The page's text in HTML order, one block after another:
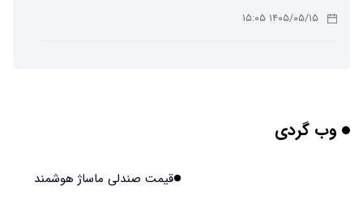
۱۴۰۵/۰۵/۱۵ ۱۵:۰۵
برنج فضایی چین به مرحله برداشت رسید
وب گردی
قیمت صندلی ماساژ هوشمند